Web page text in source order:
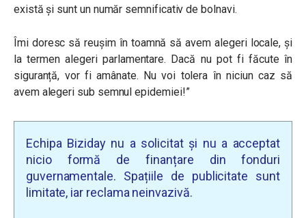
există și sunt un număr semnificativ de bolnavi.
Îmi doresc să reușim în toamnă să avem alegeri locale, și
la termen alegeri parlamentare. Dacă nu pot fi făcute în
siguranță, vor fi amânate. Nu voi tolera în niciun caz să
avem alegeri sub semnul epidemiei!”
Echipa Biziday nu a solicitat și nu a acceptat
nicio formă de finanțare din fonduri
guvernamentale. Spațiile de publicitate sunt
limitate, iar reclama neinvazivă.